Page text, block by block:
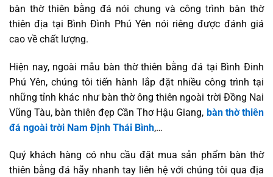
bàn thờ thiên bằng đá nói chung và công trình bàn thờ
thiên địa tại Bình Đình Phú Yên nói riêng được đánh giá
cao về chất lượng.
Hiện nay, ngoài mẫu bàn thờ thiên bằng đá tại Bình Đinh
Phú Yên, chúng tôi tiến hành lắp đặt nhiều công trình tại
những tỉnh khác như bàn thờ ông thiên ngoài trời Đồng Nai
Vũng Tàu, bàn thiên đẹp Cần Thơ Hậu Giang, bàn thờ thiên
đá ngoài trời Nam Định Thái Bình,…
Quý khách hàng có nhu cầu đặt mua sản phẩm bàn thờ
thiên bằng đá hãy nhanh tay liên hệ với chúng tôi qua địa